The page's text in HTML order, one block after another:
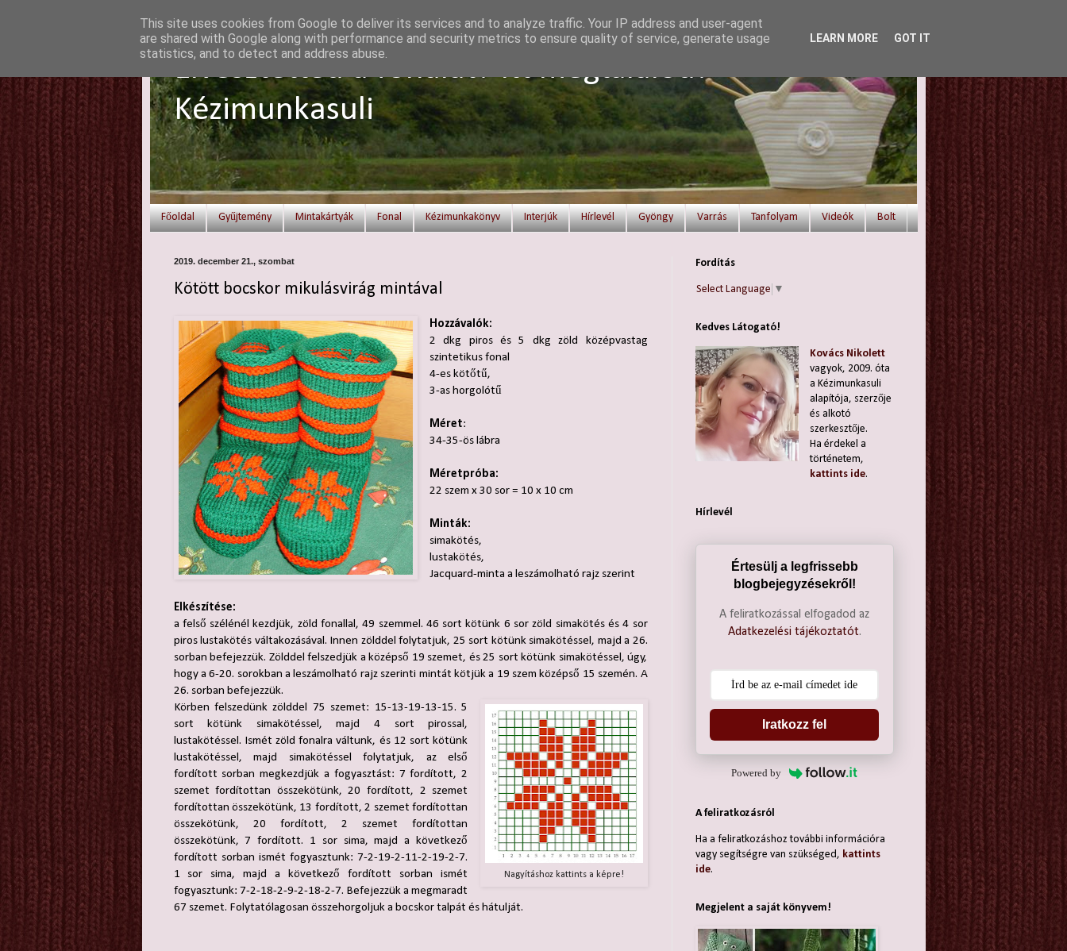
Elvesztetted a fonalat? Itt megtalálod!
Kézimunkasuli
Főoldal Gyűjtemény Mintakártyák Fonal Kézimunkakönyv Interjúk Hírlevél Gyöngy Varrás Tanfolyam Videók Bolt
2019. december 21., szombat
Kötött bocskor mikulásvirág mintával
Hozzávalók:
2 dkg piros és 5 dkg zöld középvastag
szintetikus fonal
4-es kötőtű,
3-as horgolótű
Méret:
34-35-ös lábra
Méretpróba:
22 szem x 30 sor = 10 x 10 cm
Minták:
simakötés,
lustakötés,
Jacquard-minta a leszámolható rajz szerint
Elkészítése:
a felső szélénél kezdjük, zöld fonallal, 49 szemmel. 46 sort kötünk 6 sor zöld simakötés és 4 sor
piros lustakötés váltakozásával. Innen zölddel folytatjuk, 25 sort kötünk simakötéssel, majd a 26.
sorban befejezzük. Zölddel felszedjük a középső 19 szemet, és 25 sort kötünk simakötéssel, úgy,
hogy a 6-20. sorokban a leszámolható rajz szerinti mintát kötjük a 19 szem középső 15 szemén. A
26. sorban befejezzük.
Nagyításhoz kattints a képre!
Körben felszedünk zölddel 75 szemet: 15-13-19-13-15. 5
sort kötünk simakötéssel, majd 4 sort pirossal,
lustakötéssel. Ismét zöld fonalra váltunk, és 12 sort kötünk
lustakötéssel, majd simakötéssel folytatjuk, az első
fordított sorban megkezdjük a fogyasztást: 7 fordított, 2
szemet fordítottan összekötünk, 20 fordított, 2 szemet
fordítottan összekötünk, 13 fordított, 2 szemet fordítottan
összekötünk, 20 fordított, 2 szemet fordítottan
összekötünk, 7 fordított. 1 sor sima, majd a következő
fordított sorban ismét fogyasztunk: 7-2-19-2-11-2-19-2-7.
1 sor sima, majd a következő fordított sorban ismét
fogyasztunk: 7-2-18-2-9-2-18-2-7. Befejezzük a megmaradt
67 szemet. Folytatólagosan összehorgoljuk a bocskor talpát és hátulját.
Fordítás
Select Language ▼
Kedves Látogató!
Kovács Nikolett
vagyok, 2009. óta
a Kézimunkasuli
alapítója, szerzője
és alkotó
szerkesztője.
Ha érdekel a
történetem,
kattints ide.
Hírlevél
Értesülj a legfrissebb
blogbejegyzésekről!
A feliratkozással elfogadod az
Adatkezelési tájékoztatót.
Iratkozz fel
Powered by
A feliratkozásról
Ha a feliratkozáshoz további információra
vagy segítségre van szükséged, kattints
ide.
Megjelent a saját könyvem!
This site uses cookies from Google to deliver its services and to analyze traffic. Your IP address and user-agent
are shared with Google along with performance and security metrics to ensure quality of service, generate usage
statistics, and to detect and address abuse.
LEARN MORE GOT IT